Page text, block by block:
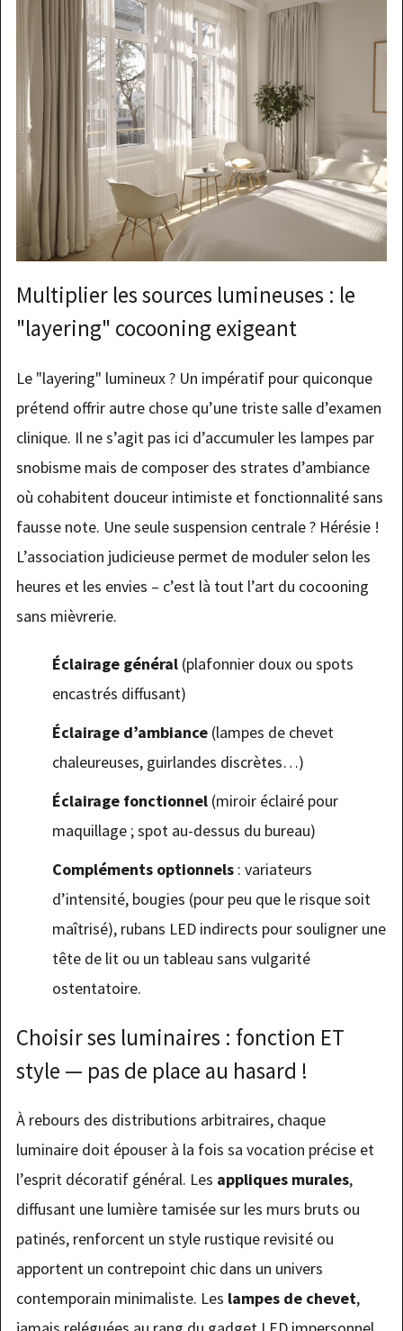
Multiplier les sources lumineuses : le
"layering" cocooning exigeant
Le "layering" lumineux ? Un impératif pour quiconque
prétend offrir autre chose qu’une triste salle d’examen
clinique. Il ne s’agit pas ici d’accumuler les lampes par
snobisme mais de composer des strates d’ambiance
où cohabitent douceur intimiste et fonctionnalité sans
fausse note. Une seule suspension centrale ? Hérésie !
L’association judicieuse permet de moduler selon les
heures et les envies – c’est là tout l’art du cocooning
sans mièvrerie.
Éclairage général(plafonnier doux ou spots
encastrés diffusant)
Éclairage d’ambiance(lampes de chevet
chaleureuses, guirlandes discrètes…)
Éclairage fonctionnel(miroir éclairé pour
maquillage ; spot au-dessus du bureau)
Compléments optionnels: variateurs
d’intensité, bougies (pour peu que le risque soit
maîtrisé), rubans LED indirects pour souligner une
tête de lit ou un tableau sans vulgarité
ostentatoire.
Choisir ses luminaires : fonction ET
style — pas de place au hasard !
À rebours des distributions arbitraires, chaque
luminaire doit épouser à la fois sa vocation précise et
l’esprit décoratif général. Les appliques murales,
diffusant une lumière tamisée sur les murs bruts ou
patinés, renforcent un style rustique revisité ou
apportent un contrepoint chic dans un univers
contemporain minimaliste. Les lampes de chevet,